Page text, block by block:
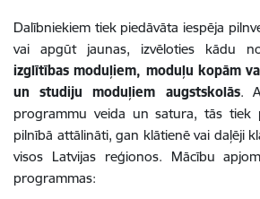
Dalībniekiem tiek piedāvāta iespēja
vai apgūt jaunas, izvēloties kādu
izglītības moduļiem, moduļu kopām
un studiju moduļiem augstskolās.
programmu veida un satura, tās tiek
pilnībā attālināti, gan klātienē vai daļēji
visos Latvijas reģionos. Mācību
programmas: